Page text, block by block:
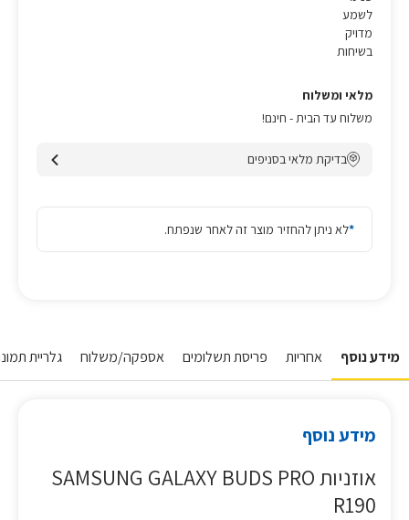
לשמע
מדויק
בשיחות
מלאי ומשלוח
משלוח עד הבית - חינם!
בדיקת מלאי בסניפים
*לא ניתן להחזיר מוצר זה לאחר שנפתח.
מידע נוסף אחריות פריסת תשלומים אספקה/משלוח גלריית
מידע נוסף
אוזניות SAMSUNG GALAXY BUDS PRO
R190